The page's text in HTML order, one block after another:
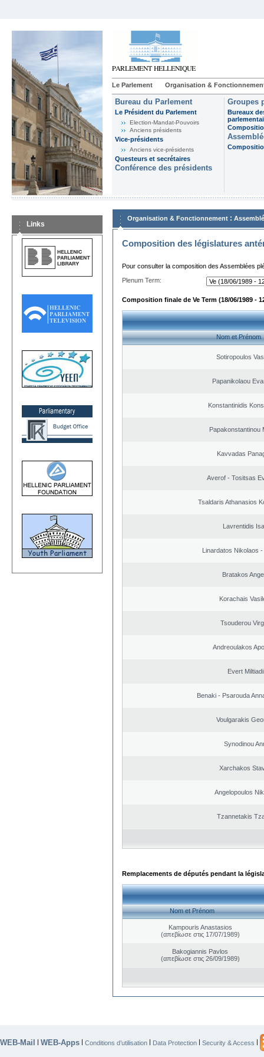
Le Parlement Organisation &
Bureau du Parlement
Le Président du Parlement
Election-Mandat-Pouvoirs
Anciens présidents
Vice-présidents
Anciens vice-présidents
Questeurs et secrétaires
Conférence des présidents
Groupes
Bureaux
Links
Organisation & Fonctionnement :
Composition des législatures
Pour consulter la composition des Assemblées
Plenum Term:
Composition finale de Ve Term (18/06/1989 -
Nom et Prénom
Sotiropoulos
Papanikolaou
Konstantinidis
Papakonstantinou
Kavvadas
Averof - Tositsas
Tsaldaris Athanasios
Lavrentidis
Linardatos Nikolaos
Bratakos
Korachais
Tsouderou
Andreoulakos
Evert
Benaki - Psarouda
Voulgarakis
Synodinou
Xarchakos
Angelopoulos
Tzannetakis
Remplacements de députés pendant la
Nom et Prénom
Kampouris Anastasios
(απεβίωσε στις 17/07/1989)
Bakogiannis Pavlos
(απεβίωσε στις 26/09/1989)
WEB-Mail | WEB-Apps | Conditions d’utilisation | Data Protection | Security & Access |